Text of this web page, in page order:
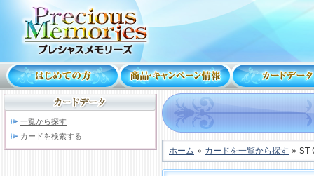
一覧から探す
カードを検索する
ホーム » カードを一覧から探す »